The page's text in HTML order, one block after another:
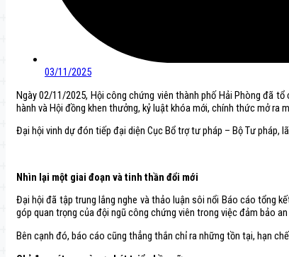
03/11/2025
Ngày 02/11/2025, Hội công chứng viên thành phố Hải Phòng đã
hành và Hội đồng khen thưởng, kỷ luật khóa mới, chính thức mở ra
Đại hội vinh dự đón tiếp đại diện Cục Bổ trợ tư pháp – Bộ Tư pháp,
Nhìn lại một giai đoạn và tinh thần đổi mới
Đại hội đã tập trung lắng nghe và thảo luận sôi nổi Báo cáo tổng
góp quan trọng của đội ngũ công chứng viên trong việc đảm bảo
Bên cạnh đó, báo cáo cũng thẳng thắn chỉ ra những tồn tại, hạn